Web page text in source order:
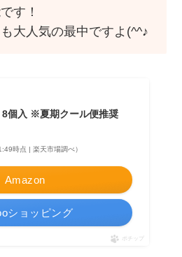
す！
大人気の最中ですよ(^^♪
8個入 ※夏期クール便推奨
時点 | 楽天市場調べ）
Amazon
ショッピング
ポチップ